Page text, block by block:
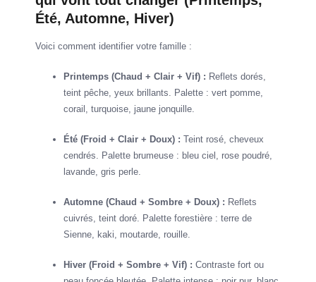
Été, Automne, Hiver)
Voici comment identifier votre famille :
Printemps (Chaud + Clair + Vif) : Reflets dorés,
teint pêche, yeux brillants. Palette : vert pomme,
corail, turquoise, jaune jonquille.
Été (Froid + Clair + Doux) : Teint rosé, cheveux
cendrés. Palette brumeuse : bleu ciel, rose poudré,
lavande, gris perle.
Automne (Chaud + Sombre + Doux) : Reflets
cuivrés, teint doré. Palette forestière : terre de
Sienne, kaki, moutarde, rouille.
Hiver (Froid + Sombre + Vif) : Contraste fort ou